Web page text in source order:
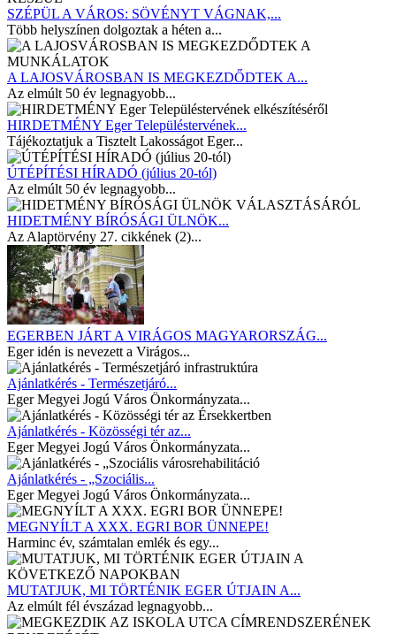
SZÉPÜL A VÁROS: SÖVÉNYT VÁGNAK,...
Több helyszínen dolgoztak a héten a...
A LAJOSVÁROSBAN IS MEGKEZDŐDTEK A...
Az elmúlt 50 év legnagyobb...
HIRDETMÉNY Eger Településtervének...
Tájékoztatjuk a Tisztelt Lakosságot Eger...
ÚTÉPÍTÉSI HÍRADÓ (július 20-tól)
Az elmúlt 50 év legnagyobb...
HIDETMÉNY BÍRÓSÁGI ÜLNÖK...
Az Alaptörvény 27. cikkének (2)...
EGERBEN JÁRT A VIRÁGOS MAGYARORSZÁG...
Eger idén is nevezett a Virágos...
Ajánlatkérés - Természetjáró...
Eger Megyei Jogú Város Önkormányzata...
Ajánlatkérés - Közösségi tér az...
Eger Megyei Jogú Város Önkormányzata...
Ajánlatkérés - „Szociális...
Eger Megyei Jogú Város Önkormányzata...
MEGNYÍLT A XXX. EGRI BOR ÜNNEPE!
Harminc év, számtalan emlék és egy...
MUTATJUK, MI TÖRTÉNIK EGER ÚTJAIN A...
Az elmúlt fél évszázad legnagyobb...